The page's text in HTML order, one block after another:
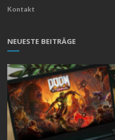
Kontakt
NEUESTE BEITRÄGE